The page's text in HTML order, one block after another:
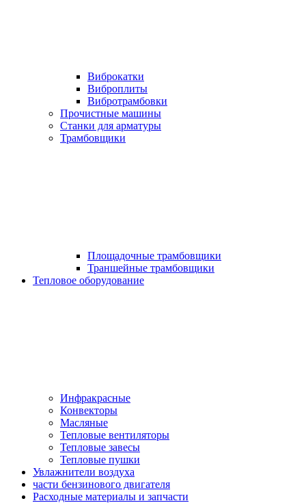
Виброкатки
Виброплиты
Вибротрамбовки
Прочистные машины
Станки для арматуры
Трамбовщики
Площадочные трамбовщики
Траншейные трамбовщики
Тепловое оборудование
Инфракрасные
Конвекторы
Масляные
Тепловые вентиляторы
Тепловые завесы
Тепловые пушки
Увлажнители воздуха
части бензинового двигателя
Расходные материалы и запчасти